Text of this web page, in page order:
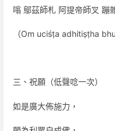
嗡 鄔茲師札 阿提帝師叉 蹦
（Om uciśṭa adhitiṣṭha
三、祝願（低聲唸一次）
如是廣大佈施力，